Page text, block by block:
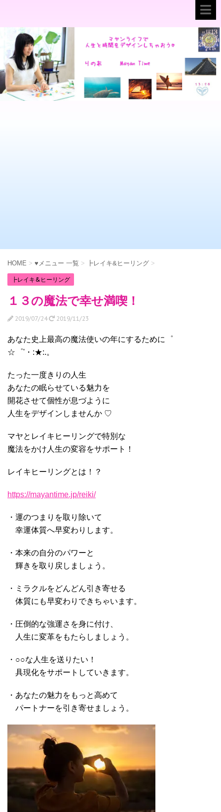
HOME > ♥メニュー 一覧 > ┣レイキ&ヒーリング >
┣レイキ&ヒーリング
１３の魔法で幸せ満喫！
2019/07/24 2019/11/23
あなた史上最高の魔法使いの年にするために゜
☆゜'・:★:.。
たった一度きりの人生
あなたの眠らせている魅力を
開花させて個性が息づように
人生をデザインしませんか ♡
マヤとレイキヒーリングで特別な
魔法をかけ人生の変容をサポート！
レイキヒーリングとは！？
https://mayantime.jp/reiki/
・運のつまりを取り除いて
幸運体質へ早変わりします。
・本来の自分のパワーと
輝きを取り戻しましょう。
・ミラクルをどんどん引き寄せる
体質にも早変わりできちゃいます。
・圧倒的な強運さを身に付け、
人生に変革をもたらしましょう。
・○○な人生を送りたい！
具現化をサポートしていきます。
・あなたの魅力をもっと高めて
パートナーを引き寄せましょう。